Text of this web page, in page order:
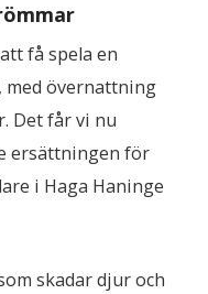
få spela en
övernattning
Det får vi nu
ersättningen för
i Haga Haninge
skadar djur och